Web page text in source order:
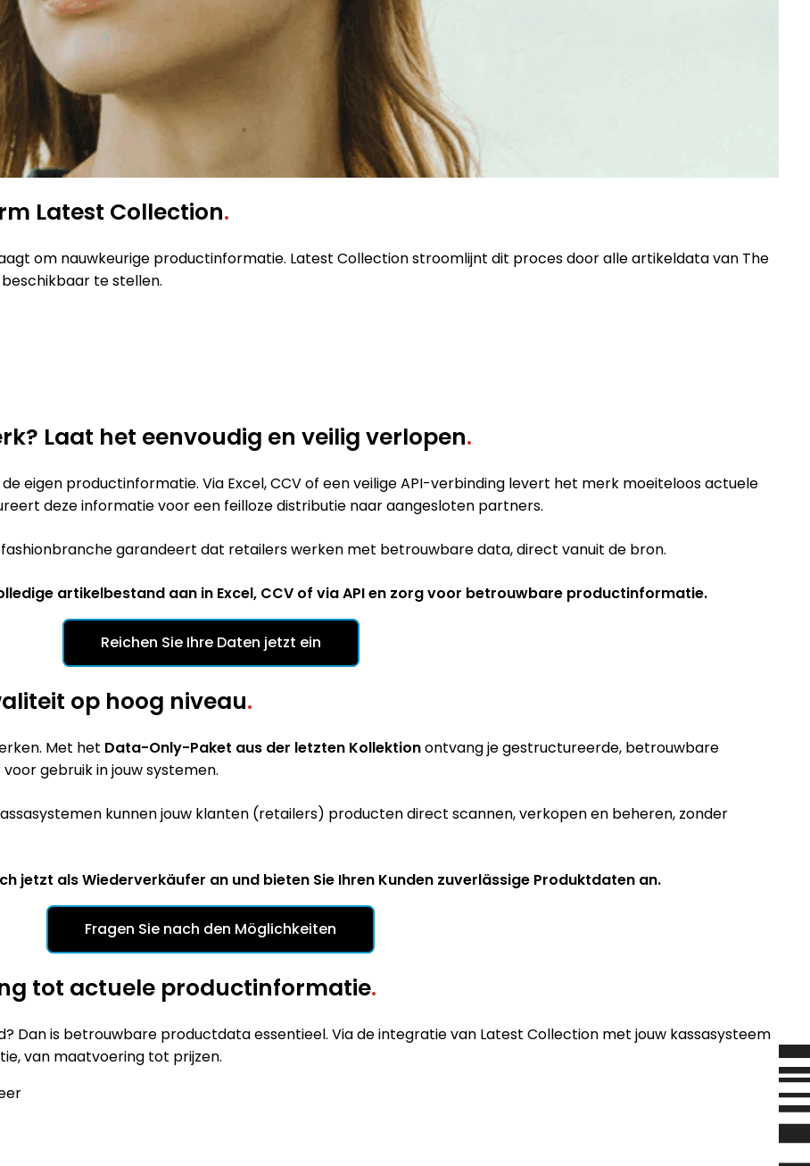
Latest Collection.
om nauwkeurige productinformatie. Latest Collection stroomlijnt dit proces door alle artikeldata van The
te stellen.
Laat het eenvoudig en veilig verlopen.
eigen productinformatie. Via Excel, CCV of een veilige API-verbinding levert het merk moeiteloos actuele
deze informatie voor een feilloze distributie naar aangesloten partners.
garandeert dat retailers werken met betrouwbare data, direct vanuit de bron.
artikelbestand aan in Excel, CCV of via API en zorg voor betrouwbare productinformatie.
Reichen Sie Ihre Daten jetzt ein
op hoog niveau.
Met het Data-Only-Paket aus der letzten Kollektionontvang je gestructureerde, betrouwbare
gebruik in jouw systemen.
kunnen jouw klanten (retailers) producten direct scannen, verkopen en beheren, zonder
jetzt als Wiederverkäufer an und bieten Sie Ihren Kunden zuverlässige Produktdaten an.
Fragen Sie nach den Möglichkeiten
tot actuele productinformatie.
Dan is betrouwbare productdata essentieel. Via de integratie van Latest Collection met jouw kassasysteem
van maatvoering tot prijzen.